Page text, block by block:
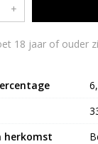
+
18 jaar of ouder
herkomst